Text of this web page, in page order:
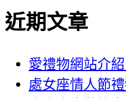
近期文章
愛禮物網站介
處女座情人節